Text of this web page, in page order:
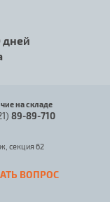
дней
на складе
89-89-710
секция 62
ВОПРОС